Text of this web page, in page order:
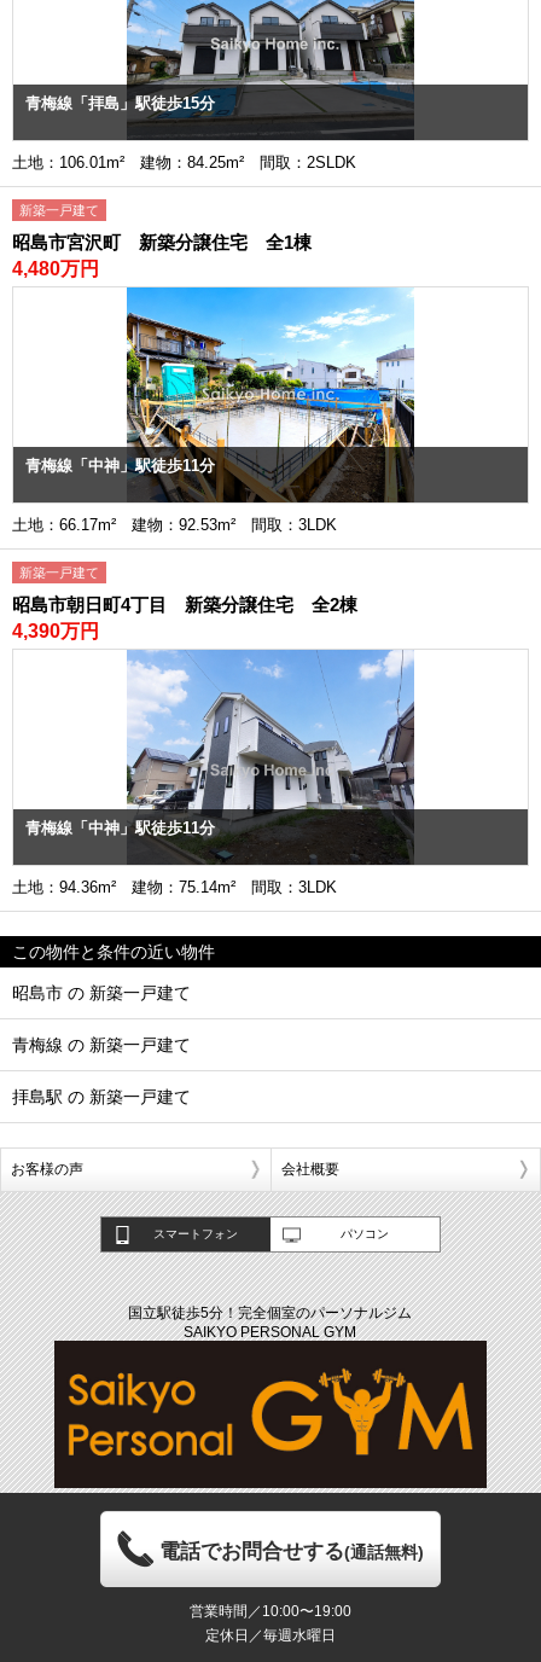
青梅線「拝島」駅徒歩15分
土地：106.01m² 建物：84.25m² 間取：2SLDK
新築一戸建て
昭島市宮沢町 新築分譲住宅 全1棟
4,480万円
青梅線「中神」駅徒歩11分
土地：66.17m² 建物：92.53m² 間取：3LDK
新築一戸建て
昭島市朝日町4丁目 新築分譲住宅 全2棟
4,390万円
青梅線「中神」駅徒歩11分
土地：94.36m² 建物：75.14m² 間取：3LDK
この物件と条件の近い物件
昭島市 の 新築一戸建て
青梅線 の 新築一戸建て
拝島駅 の 新築一戸建て
お客様の声 会社概要
スマートフォン パソコン
国立駅徒歩5分！完全個室のパーソナルジム
SAIKYO PERSONAL GYM
電話でお問合せする(通話無料)
営業時間／10:00〜19:00
定休日／毎週水曜日